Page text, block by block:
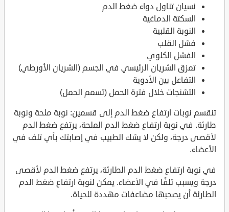
نسيان تناول دواء ضغط الدم
السكتة الدماغية
النوبة القلبية
فشل القلب
الفشل الكلوي
تمزق الشريان الرئيسي في الجسم (الشريان الأورطي)
التفاعل بين الأدوية
التشنجات خلال فترة الحمل (تسمم الحمل)
تنقسم نوبات ارتفاع ضغط الدم إلى قسمين: نوبة ملحة ونوبة
طارئة. في نوبة ارتفاع ضغط الدم الملحة، يرتفع ضغط الدم
لأقصى درجة، ولكن لا يشك الطبيب في إصابتك بأي تلف في
الأعضاء.
في نوبة ارتفاع ضغط الدم الطارئة، يرتفع ضغط الدم لأقصى
درجة ويسبب تلفًا في الأعضاء. يمكن لنوبة ارتفاع ضغط الدم
الطارئة أن يصحبها مضاعفات مهددة للحياة.